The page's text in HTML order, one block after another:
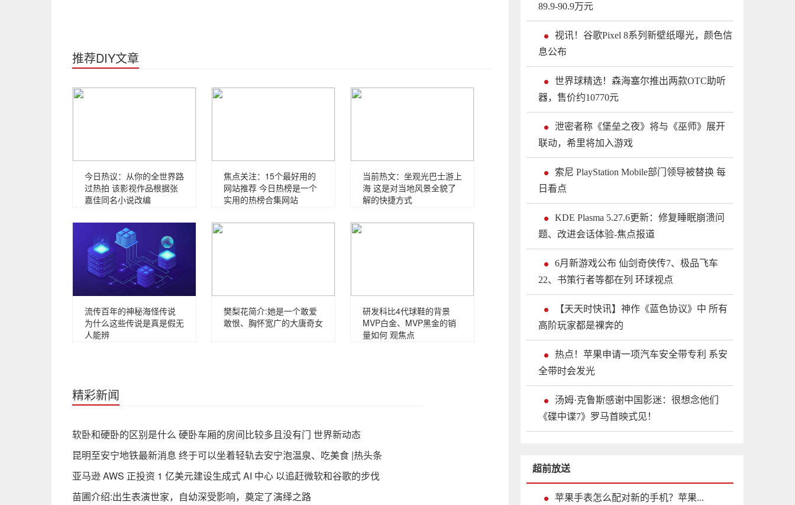
推荐DIY文章
今日热议：从你的全世界路
过热拍 该影视作品根据张
嘉佳同名小说改编
焦点关注：15个最好用的
网站推荐 今日热榜是一个
实用的热榜合集网站
当前热文：坐观光巴士游上
海 这是对当地风景全貌了
解的快捷方式
流传百年的神秘海怪传说
为什么这些传说是真是假无
人能辨
樊梨花简介:她是一个敢爱
敢恨、胸怀宽广的大唐奇女
研发科比4代球鞋的背景
MVP白金、MVP黑金的销
量如何 观焦点
精彩新闻
软卧和硬卧的区别是什么 硬卧车厢的房间比较多且没有门 世界新动态
昆明至安宁地铁最新消息 终于可以坐着轻轨去安宁泡温泉、吃美食 |热头条
亚马逊 AWS 正投资 1 亿美元建设生成式 AI 中心 以追赶微软和谷歌的步伐
苗圃介绍:出生表演世家，自幼深受影响，奠定了演绎之路
89.9-90.9万元
视讯！谷歌Pixel 8系列新壁纸曝光，颜色信
息公布
世界球精选！森海塞尔推出两款OTC助听
器，售价约10770元
泄密者称《堡垒之夜》将与《巫师》展开
联动，希里将加入游戏
索尼 PlayStation Mobile部门领导被替换 每
日看点
KDE Plasma 5.27.6更新：修复睡眠崩溃问
题、改进会话体验-焦点报道
6月新游戏公布 仙剑奇侠传7、极品飞车
22、书策行者等都在列 环球视点
【天天时快讯】神作《蓝色协议》中 所有
高阶玩家都是裸奔的
热点！苹果申请一项汽车安全带专利 系安
全带时会发光
汤姆·克鲁斯感谢中国影迷：很想念他们
《碟中谍7》罗马首映式见！
超前放送
苹果手表怎么配对新的手机？苹果...